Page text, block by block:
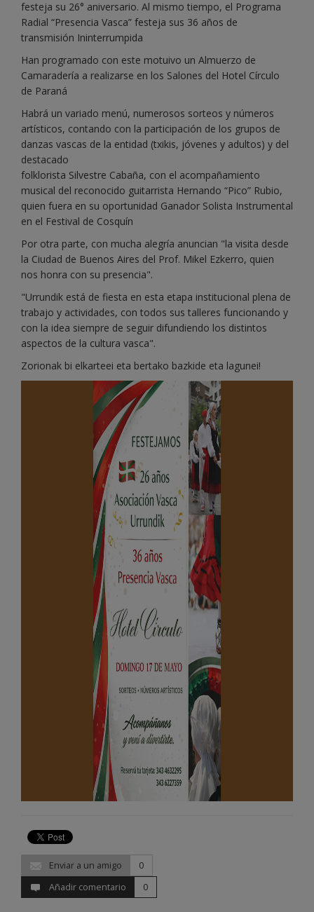
festeja su 26° aniversario. Al mismo tiempo, el Programa
Radial “Presencia Vasca” festeja sus 36 años de
transmisión Ininterrumpida
Han programado con este motuivo un Almuerzo de
Camaradería a realizarse en los Salones del Hotel Círculo
de Paraná
Habrá un variado menú, numerosos sorteos y números
artísticos, contando con la participación de los grupos de
danzas vascas de la entidad (txikis, jóvenes y adultos) y del
destacado
folklorista Silvestre Cabaña, con el acompañamiento
musical del reconocido guitarrista Hernando “Pico” Rubio,
quien fuera en su oportunidad Ganador Solista Instrumental
en el Festival de Cosquín
Por otra parte, con mucha alegría anuncian "la visita desde
la Ciudad de Buenos Aires del Prof. Mikel Ezkerro, quien
nos honra con su presencia".
"Urrundik está de fiesta en esta etapa institucional plena de
trabajo y actividades, con todos sus talleres funcionando y
con la idea siempre de seguir difundiendo los distintos
aspectos de la cultura vasca".
Zorionak bi elkarteei eta bertako bazkide eta lagunei!
Enviar a un amigo
0
Añadir comentario
0